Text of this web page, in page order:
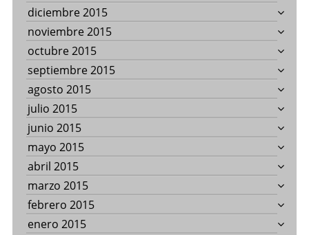
diciembre 2015
noviembre 2015
octubre 2015
septiembre 2015
agosto 2015
julio 2015
junio 2015
mayo 2015
abril 2015
marzo 2015
febrero 2015
enero 2015